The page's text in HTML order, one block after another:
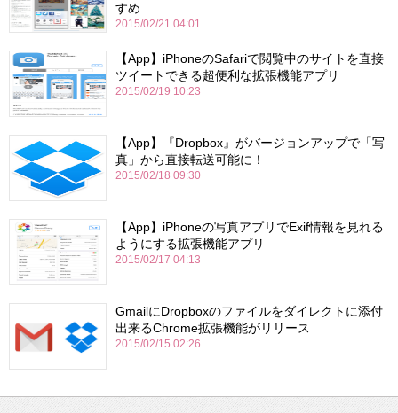
すめ
2015/02/21 04:01
【App】iPhoneのSafariで閲覧中のサイトを直接
ツイートできる超便利な拡張機能アプリ
2015/02/19 10:23
【App】『Dropbox』がバージョンアップで「写
真」から直接転送可能に！
2015/02/18 09:30
【App】iPhoneの写真アプリでExif情報を見れる
ようにする拡張機能アプリ
2015/02/17 04:13
GmailにDropboxのファイルをダイレクトに添付
出来るChrome拡張機能がリリース
2015/02/15 02:26